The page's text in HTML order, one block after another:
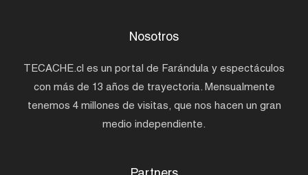
Nosotros
TECACHE.cl es un portal de Farándula y espectáculos
con más de 13 años de trayectoria. Mensualmente
tenemos 4 millones de visitas, que nos hacen un gran
medio independiente.